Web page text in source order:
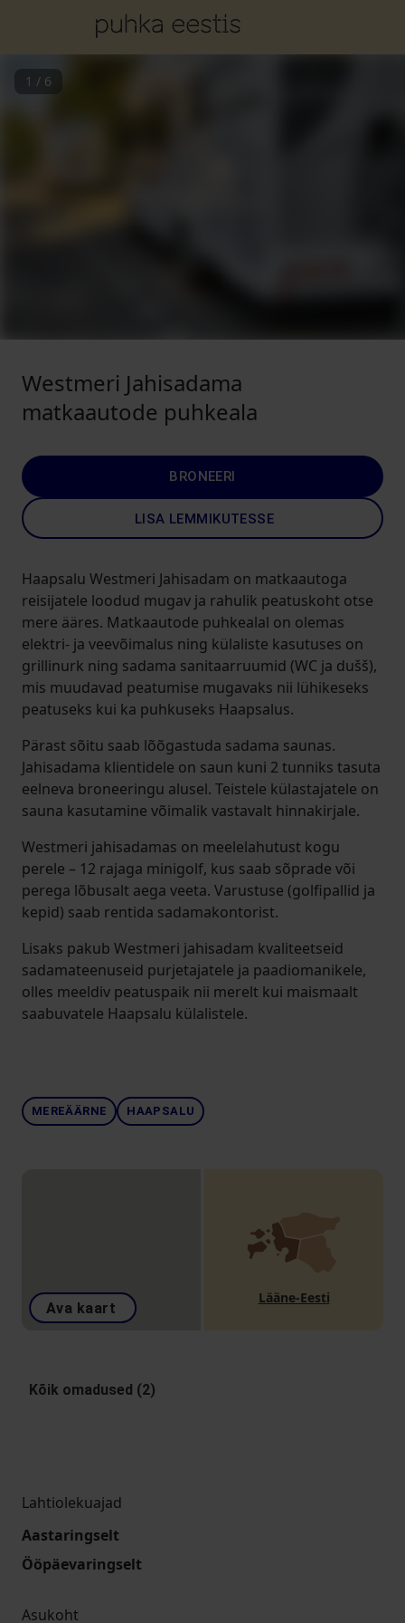
1 / 6
Westmeri Jahisadama
matkaautode puhkeala
BRONEERI
LISA LEMMIKUTESSE
Haapsalu Westmeri Jahisadam on matkaautoga
reisijatele loodud mugav ja rahulik peatuskoht otse
mere ääres. Matkaautode puhkealal on olemas
elektri- ja veevõimalus ning külaliste kasutuses on
grillinurk ning sadama sanitaarruumid (WC ja dušš),
mis muudavad peatumise mugavaks nii lühikeseks
peatuseks kui ka puhkuseks Haapsalus.
Pärast sõitu saab lõõgastuda sadama saunas.
Jahisadama klientidele on saun kuni 2 tunniks tasuta
eelneva broneeringu alusel. Teistele külastajatele on
sauna kasutamine võimalik vastavalt hinnakirjale.
Westmeri jahisadamas on meelelahutust kogu
perele – 12 rajaga minigolf, kus saab sõprade või
perega lõbusalt aega veeta. Varustuse (golfipallid ja
kepid) saab rentida sadamakontorist.
Lisaks pakub Westmeri jahisadam kvaliteetseid
sadamateenuseid purjetajatele ja paadiomanikele,
olles meeldiv peatuspaik nii merelt kui maismaalt
saabuvatele Haapsalu külalistele.
MEREÄÄRNE HAAPSALU
Ava kaart
Lääne-Eesti
Kõik omadused (2)
Lahtiolekuajad
Aastaringselt
Ööpäevaringselt
Asukoht